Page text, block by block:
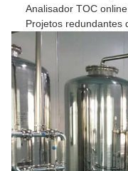
Analisador TOC online
Projetos redundantes